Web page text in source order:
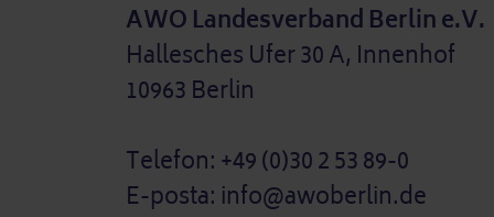
AWO Landesverband Berlin e.V.
Hallesches Ufer 30 A, Innenhof
10963 Berlin
Telefon: +49 (0)30 2 53 89-0
E-posta: info@awoberlin.de